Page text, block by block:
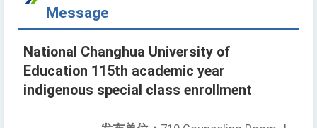
Message
National Changhua University of
Education 115th academic year
indigenous special class enrollment